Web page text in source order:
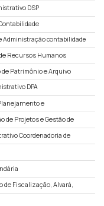
DSP
Administração contabilidade
Recursos Humanos
de Patrimônio e Arquivo
DPA
e
de Projetos e Gestão de
Coordenadoria de
de Fiscalização, Alvará,